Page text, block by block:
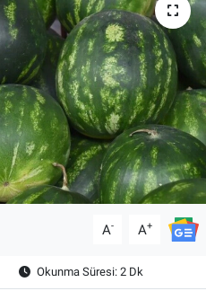
A- A+
Okunma Süresi: 2 Dk